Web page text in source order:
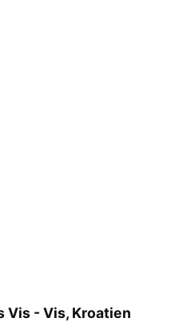
Vis - Vis, Kroatien